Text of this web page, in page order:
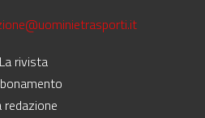
La rivista
redazione